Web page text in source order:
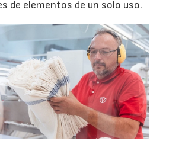
de elementos de un solo uso.